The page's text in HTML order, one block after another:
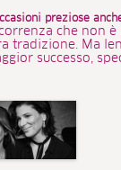
preziose
che non è
tradizione. Ma
successo,